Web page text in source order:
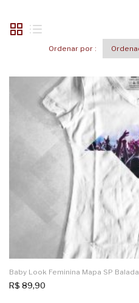
Ordenar por :
Baby Look Feminina Mapa SP Balada
R$ 89,90